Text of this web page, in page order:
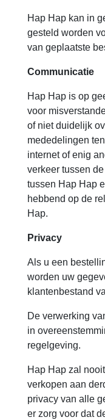
Hap Hap kan in
gesteld worden
van geplaatste
Communicatie
Hap Hap is op
voor
of niet duidelijk
mededelingen
internet of enig
verkeer tussen de
tussen Hap Hap
hebbend op de
Hap.
Privacy
Als u een
worden uw
klantenbestand
De verwerking
in
regelgeving.
Hap Hap zal
verkopen aan
privacy van alle
er zorg voor dat